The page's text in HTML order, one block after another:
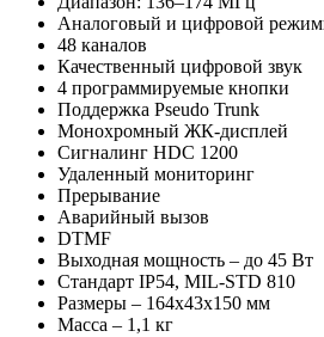
Аналоговый и цифровой
48 каналов
Качественный цифровой звук
4 программируемые кнопки
Поддержка Pseudo Trunk
Монохромный ЖК-дисплей
Сигналинг HDC 1200
Удаленный мониторинг
Прерывание
Аварийный вызов
DTMF
Выходная мощность – до 45 Вт
Стандарт IP54, MIL-STD 810
Размеры – 164х43х150 мм
Масса – 1,1 кг